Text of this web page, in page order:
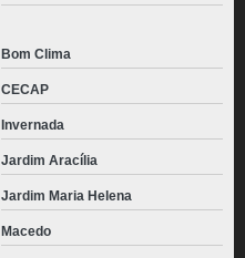
Bom Clima
CECAP
Invernada
Jardim Aracília
Jardim Maria Helena
Macedo